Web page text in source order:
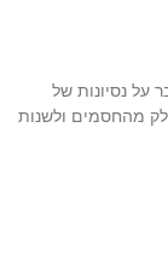
על נסיונות של
מהחסמים ולשנות